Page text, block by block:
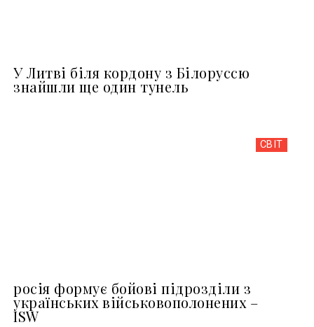
У Литві біля кордону з Білоруссю
знайшли ще один тунель
СВІТ
росія формує бойові підрозділи з
українських військовополонених –
ISW